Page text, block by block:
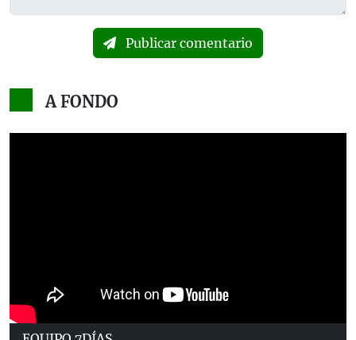
Publicar comentario
A FONDO